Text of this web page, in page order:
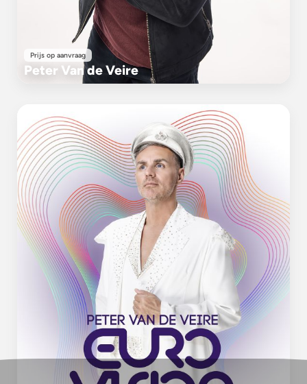
Prijs op aanvraag
Peter Van de Veire